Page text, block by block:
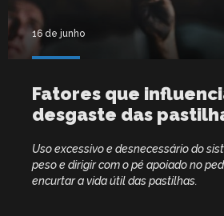
16 de junho
Fatores que
desgaste das
Uso excessivo e desnecessário do
peso e dirigir com o pé apoiado no
encurtar a vida útil das pastilhas.